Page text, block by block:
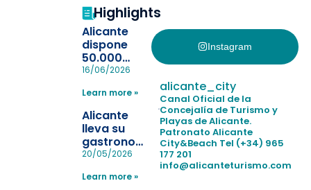
Highlights
Alicante
dispone
50.000
pulseras
la
pérdida de niños
en las
playas y
realiza con
éxito un
simulacro de socorrismo
16/06/2026
Learn more »
Alicante
lleva su
gastronomía
a Madrid
reforzar el
20/05/2026
Learn more »
Instagram
alicante_city
Canal Oficial de la
Concejalía de Turismo y
Playas de Alicante.
Patronato Alicante
City&Beach Tel (+34) 965
177 201
info@alicanteturismo.com